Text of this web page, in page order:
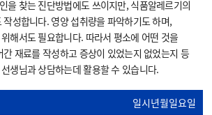
을 찾는 진단방법에도 쓰이지만, 식품알레르기의
성합니다. 영양 섭취량을 파악하기도 하며,
해서도 필요합니다. 따라서 평소에 어떤 것을
재료를 작성하고 증상이 있었는지 없었는지 등
생님과 상담하는데 활용할 수 있습니다.
일시년월일요일